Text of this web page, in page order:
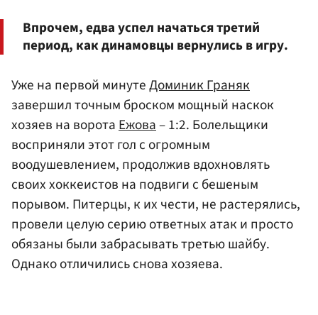
Впрочем, едва успел начаться третий
период, как динамовцы вернулись в игру.
Уже на первой минутеДоминик Граняк
завершил точным броском мощный наскок
хозяев на воротаЕжова– 1:2. Болельщики
восприняли этот гол с огромным
воодушевлением, продолжив вдохновлять
своих хоккеистов на подвиги с бешеным
порывом. Питерцы, к их чести, не растерялись,
провели целую серию ответных атак и просто
обязаны были забрасывать третью шайбу.
Однако отличились снова хозяева.